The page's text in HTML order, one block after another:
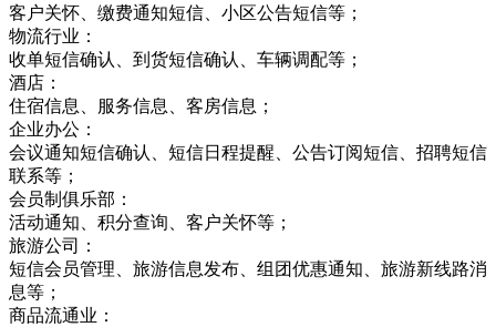
客户关怀、缴费通知短信、小区公告短信等；
物流行业：
收单短信确认、到货短信确认、车辆调配等；
酒店：
住宿信息、服务信息、客房信息；
企业办公：
会议通知短信确认、短信日程提醒、公告订阅短信、招聘短信
联系等；
会员制俱乐部：
活动通知、积分查询、客户关怀等；
旅游公司：
短信会员管理、旅游信息发布、组团优惠通知、旅游新线路消
息等；
商品流通业：